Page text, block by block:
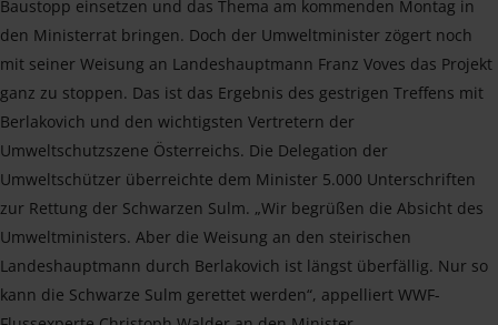
Baustopp einsetzen und das Thema am kommenden Montag in
den Ministerrat bringen. Doch der Umweltminister zögert noch
mit seiner Weisung an Landeshauptmann Franz Voves das Projekt
ganz zu stoppen. Das ist das Ergebnis des gestrigen Treffens mit
Berlakovich und den wichtigsten Vertretern der
Umweltschutzszene Österreichs. Die Delegation der
Umweltschützer überreichte dem Minister 5.000 Unterschriften
zur Rettung der Schwarzen Sulm. „Wir begrüßen die Absicht des
Umweltministers. Aber die Weisung an den steirischen
Landeshauptmann durch Berlakovich ist längst überfällig. Nur so
kann die Schwarze Sulm gerettet werden“, appelliert WWF-